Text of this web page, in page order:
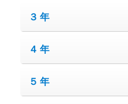
３年
４年
５年